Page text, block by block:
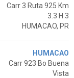
Carr 3 Ruta 925 Km
3.3 H 3
HUMACAO, PR
HUMACAO
Carr 923 Bo Buena
Vista